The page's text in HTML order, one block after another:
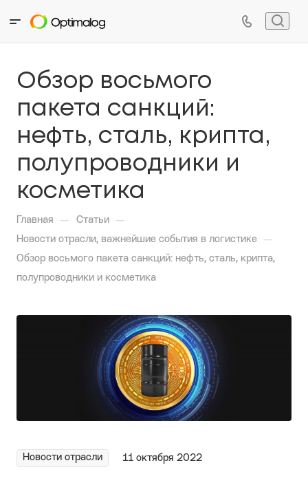
Обзор восьмого
пакета санкций:
нефть, сталь, крипта,
полупроводники и
косметика
Главная — Статьи —
Новости отрасли, важнейшие события в логистике —
Обзор восьмого пакета санкций: нефть, сталь, крипта,
полупроводники и косметика
Новости отрасли 11 октября 2022